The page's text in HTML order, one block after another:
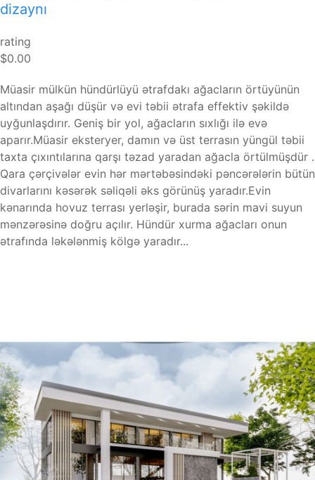
dizaynı
rating
$0.00
Müasir mülkün hündürlüyü ətrafdakı ağacların örtüyünün
altından aşağı düşür və evi təbii ətrafa effektiv şəkildə
uyğunlaşdırır. Geniş bir yol, ağacların sıxlığı ilə evə
aparır.Müasir eksteryer, damın və üst terrasın yüngül təbii
taxta çıxıntılarına qarşı təzad yaradan ağacla örtülmüşdür .
Qara çərçivələr evin hər mərtəbəsindəki pəncərələrin bütün
divarlarını kəsərək səliqəli əks görünüş yaradır.Evin
kənarında hovuz terrası yerləşir, burada sərin mavi suyun
mənzərəsinə doğru açılır. Hündür xurma ağacları onun
ətrafında ləkələnmiş kölgə yaradır...